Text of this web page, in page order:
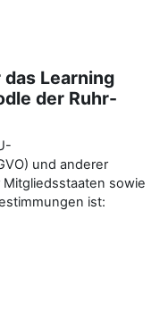
Learning
der Ruhr-
und anderer
sowie
ist: